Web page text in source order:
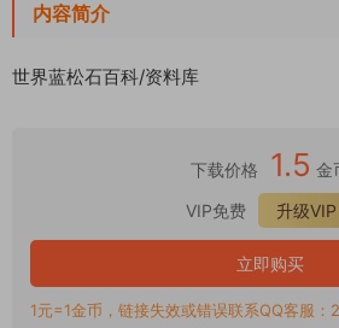
内容简介
世界蓝松石百科/资料库
下载价格 1.5 金
VIP免费
升级VIP
立即购买
1元=1金币，链接失效或错误联系QQ客服